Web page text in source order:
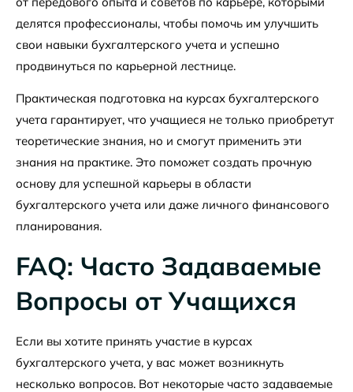
делятся профессионалы, чтобы помочь им улучшить
свои навыки бухгалтерского учета и успешно
продвинуться по карьерной лестнице.
Практическая подготовка на курсах бухгалтерского
учета гарантирует, что учащиеся не только приобретут
теоретические знания, но и смогут применить эти
знания на практике. Это поможет создать прочную
основу для успешной карьеры в области
бухгалтерского учета или даже личного финансового
планирования.
FAQ: Часто Задаваемые
Вопросы от Учащихся
Если вы хотите принять участие в курсах
бухгалтерского учета, у вас может возникнуть
несколько вопросов. Вот некоторые часто задаваемые